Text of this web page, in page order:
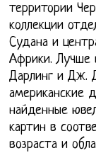
территории
коллекции
Судана и
Африки. Лучше
Дарлинг и Дж.
американские
найденные
картин в
возраста и